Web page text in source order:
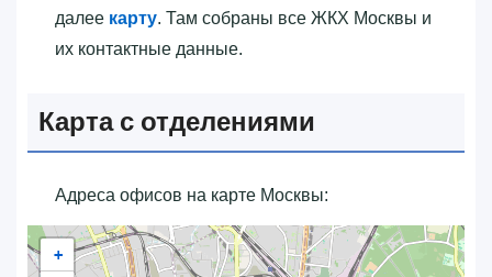
далее карту. Там собраны все ЖКХ Москвы и
их контактные данные.
Карта с отделениями
Адреса офисов на карте Москвы:
+